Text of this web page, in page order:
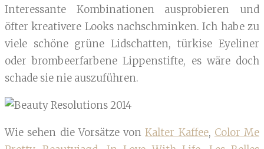
Interessante Kombinationen ausprobieren und
öfter kreativere Looks nachschminken. Ich habe zu
viele schöne grüne Lidschatten, türkise Eyeliner
oder brombeerfarbene Lippenstifte, es wäre doch
schade sie nie auszuführen.
Wie sehen die Vorsätze vonKalter Kaffee, Color Me